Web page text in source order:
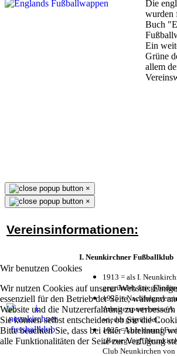
Wir benutzen Cookies
Wir nutzen Cookies auf unserer Website.
essenziell für den Betrieb der Seite, während
Website und die Nutzererfahrung zu
Sie können selbst entscheiden, ob Sie die
Bitte beachten Sie, dass bei einer Ablehnung
alle Funktionalitäten der Seite zur Verfügung
Die
wurden
Buch
Ein
Grüne
allem
×
×
Vereinsinformationen:
I. Neunkirchner Fußballklub
1913 = als I.
gegründet,
1925 =
Arbeitersportverein (A.
wieder gegründet;
1925 = kurz darauf
„Bewegung“
Club Neunkirchen von